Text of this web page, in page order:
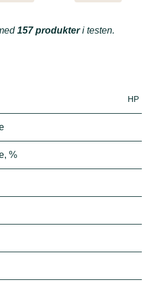
157 produkteri testen.
HP
%